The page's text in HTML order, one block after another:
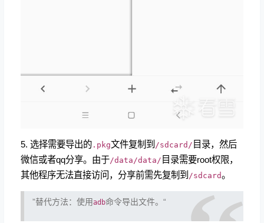
5. 选择需要导出的.pkg文件复制到 /sdcard/ 目录，然后
微信或者qq分享。由于/data/data/ 目录需要root权限，
其他程序无法直接访问，分享前需先复制到 /sdcard。
”替代方法：使用adb命令导出文件。“